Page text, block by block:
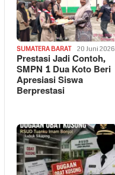
SUMATERA BARAT 20 Juni 2026
Prestasi Jadi Contoh,
SMPN 1 Dua Koto Beri
Apresiasi Siswa
Berprestasi